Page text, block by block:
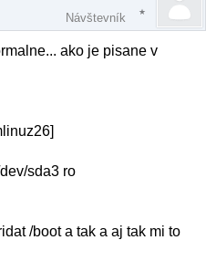
Návštevník
ako je pisane v
sda3 ro
/boot a tak a aj tak mi to